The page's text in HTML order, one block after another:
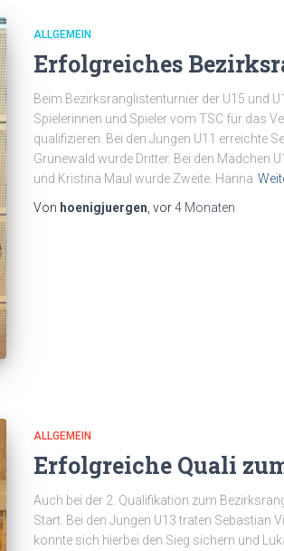
ALLGEMEIN
Erfolgreiches
Beim Bezirksranglistenturnier der U15 und
Spielerinnen und Spieler vom TSC für das
qualifizieren. Bei den Jungen U11 erreichte
Grunewald wurde Dritter. Bei den Mädchen
und Kristina Maul wurde Zweite. Hanna
Von hoenigjuergen, vor4 Monaten
ALLGEMEIN
Erfolgreiche Quali
Auch bei der 2. Qualifikation zum
Start. Bei den Jungen U13 traten Sebastian
konnte sich hierbei den Sieg sichern und